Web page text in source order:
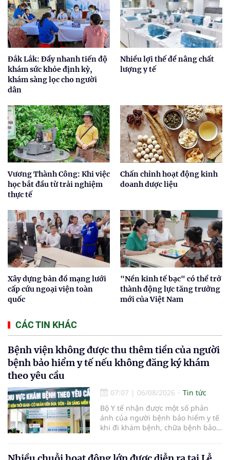
Đắk Lắk: Đẩy nhanh tiến độ
khám sức khỏe định kỳ,
khám sàng lọc cho người
dân
Nhiều lợi thế để nâng chất
lượng y tế
Vương Thành Công: Khi việc
học bắt đầu từ trải nghiệm
thực tế
Chấn chỉnh hoạt động kinh
doanh dược liệu
Xây dựng bản đồ mạng lưới
cấp cứu ngoại viện toàn
quốc
"Nền kinh tế bạc" có thể trở
thành động lực tăng trưởng
mới của Việt Nam
CÁC TIN KHÁC
Bệnh viện không được thu thêm tiền của người
bệnh bảo hiểm y tế nếu không đăng ký khám
theo yêu cầu
07:07 | 06/08/2026
Tin tức
Bộ Y tế nhận được một số phản
ánh của người bệnh bảo hiểm y tế
khi đi khám bệnh, chữa bệnh bảo
bệnh, chữa bệnh theo yêu cầu